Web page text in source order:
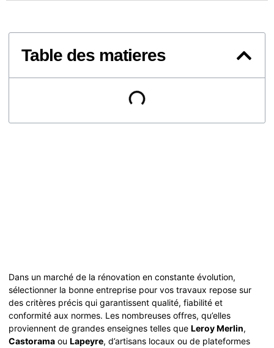
Table des matieres
Dans un marché de la rénovation en constante évolution,
sélectionner la bonne entreprise pour vos travaux repose sur
des critères précis qui garantissent qualité, fiabilité et
conformité aux normes. Les nombreuses offres, qu’elles
proviennent de grandes enseignes telles que Leroy Merlin,
Castorama ou Lapeyre, d’artisans locaux ou de plateformes